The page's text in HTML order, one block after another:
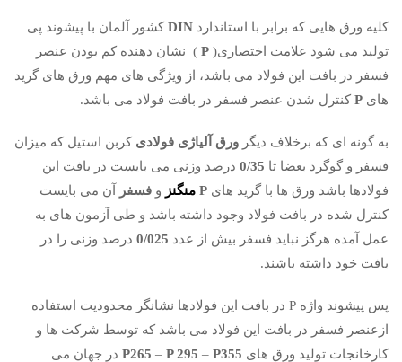
کلیه ورق هایی که برابر با استاندارد DIN کشور آلمان با پیشوند پی
تولید می شود علامت اختصاری( P ) نشان دهنده کم بودن عنصر
فسفر در بافت این فولاد می باشد، از ویژگی های مهم ورق های گرید
های P کنترل شدن عنصر فسفر در بافت فولاد می باشد.
به گونه ای که برخلاف دیگر ورق آلیاژی فولادی کربن استیل که میزان
فسفر و گوگرد بعضا تا 0/35 درصد وزنی می بایست در بافت این
فولادها باشد ورق ها با گرید های P منگنز و فسفر
آن می بایست
کنترل شده در بافت فولاد وجود داشته باشد و طی آزمون های به
عمل آمده هرگز نباید فسفر بیش از عدد
درصد وزنی را در
بافت خود داشته باشند.
پس پیشوند واژه P در بافت این فولادها نشانگر محدودیت استفاده
ازعنصر فسفر در بافت این فولاد می باشد که توسط شرکت ها و
کارخانجات تولید ورق های
P265 – P 295 – P355
در جهان می